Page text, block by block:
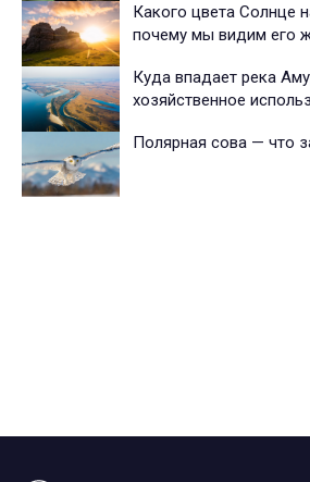
Какого цвета Солнце
почему мы видим его
Куда впадает река
хозяйственное
Полярная сова — что